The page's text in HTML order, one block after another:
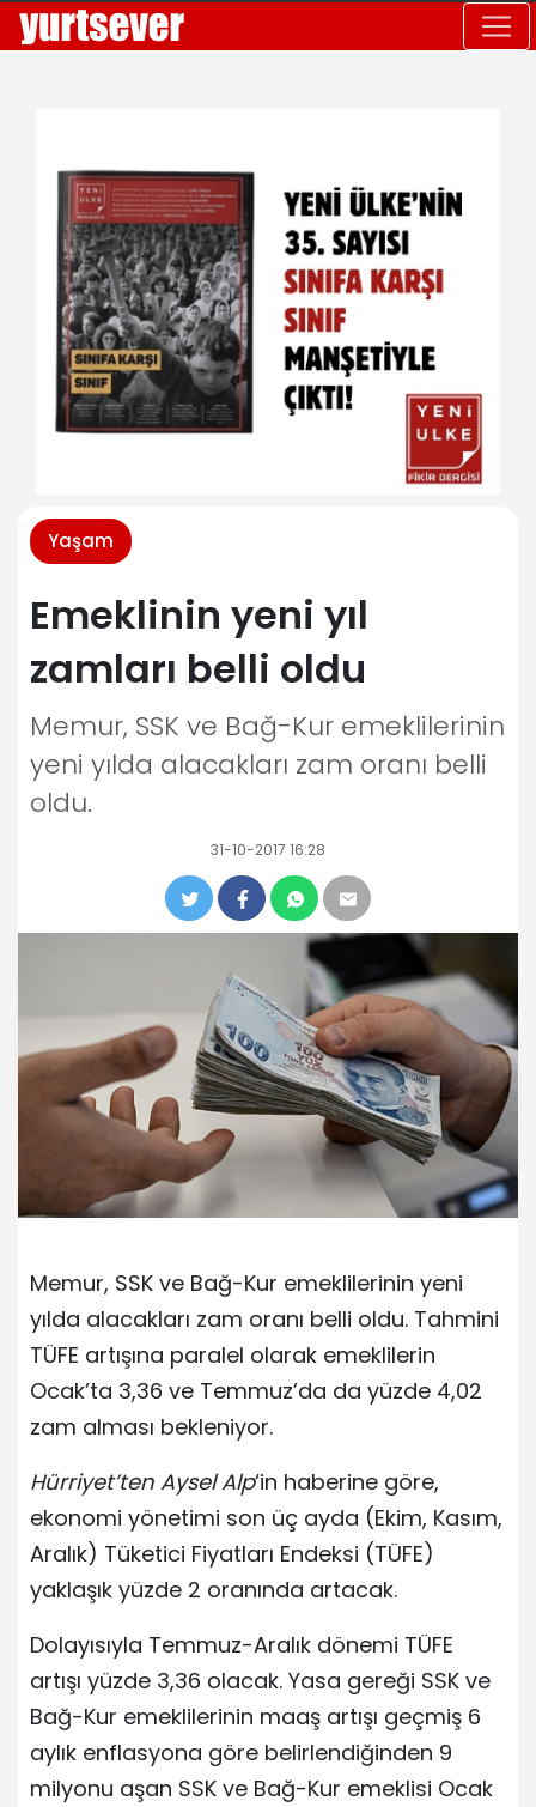
Yaşam
Emeklinin yeni yıl
zamları belli oldu
Memur, SSK ve Bağ-Kur emeklilerinin
yeni yılda alacakları zam oranı belli
oldu.
31-10-2017 16:28
Memur, SSK ve Bağ-Kur emeklilerinin yeni
yılda alacakları zam oranı belli oldu. Tahmini
TÜFE artışına paralel olarak emeklilerin
Ocak’ta 3,36 ve Temmuz’da da yüzde 4,02
zam alması bekleniyor.
Hürriyet’ten Aysel Alp‘in haberine göre,
ekonomi yönetimi son üç ayda (Ekim, Kasım,
Aralık) Tüketici Fiyatları Endeksi (TÜFE)
yaklaşık yüzde 2 oranında artacak.
Dolayısıyla Temmuz-Aralık dönemi TÜFE
artışı yüzde 3,36 olacak. Yasa gereği SSK ve
Bağ-Kur emeklilerinin maaş artışı geçmiş 6
aylık enflasyona göre belirlendiğinden 9
milyonu aşan SSK ve Bağ-Kur emeklisi Ocak